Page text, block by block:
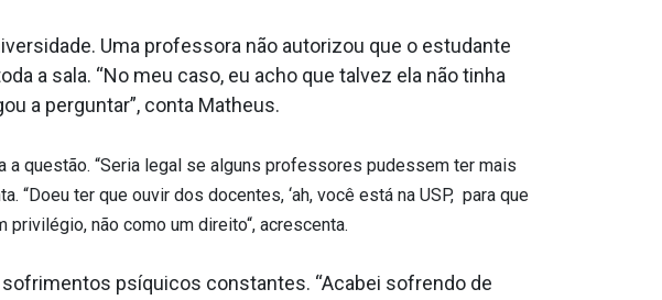
Uma professora não autorizou que o estudante
a sala. “No meu caso, eu acho que talvez ela não tinha
a perguntar”, conta Matheus.
questão. “Seria legal se alguns professores pudessem ter mais
“Doeu ter que ouvir dos docentes, ‘ah, você está na USP, para que
não como um direito“, acrescenta.
psíquicos constantes. “Acabei sofrendo de